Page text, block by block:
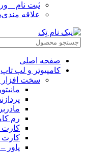
ثبت نام _
علاقه
صفحه اصلی
کامپیوتر و‌‌‌‌‌ لپ تاپ
سخت افزار
رم
کارت
کارت
پاور